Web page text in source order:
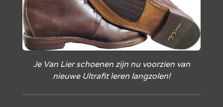
Je Van Lier schoenen zijn nu voorzien van
nieuwe Ultrafit leren langzolen!